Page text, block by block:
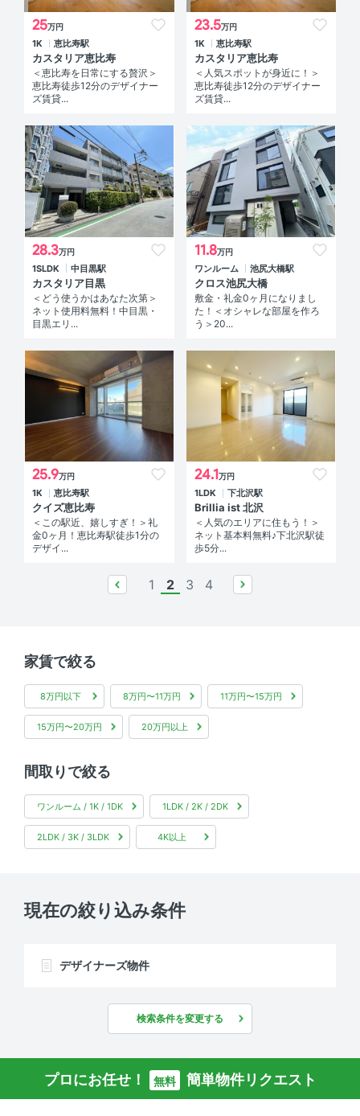
25万円
1K 恵比寿駅
カスタリア恵比寿
＜恵比寿を日常にする贅沢＞
恵比寿徒歩12分のデザイナー
ズ賃貸...
23.5万円
1K 恵比寿駅
カスタリア恵比寿
＜人気スポットが身近に！＞
恵比寿徒歩12分のデザイナー
ズ賃貸...
28.3万円
1SLDK 中目黒駅
カスタリア目黒
＜どう使うかはあなた次第＞
ネット使用料無料！中目黒・
目黒エリ...
11.8万円
ワンルーム 池尻大橋駅
クロス池尻大橋
敷金・礼金0ヶ月になりまし
た！＜オシャレな部屋を作ろ
う＞20...
25.9万円
1K 恵比寿駅
クイズ恵比寿
＜この駅近、嬉しすぎ！＞礼
金0ヶ月！恵比寿駅徒歩1分の
デザイ...
24.1万円
1LDK 下北沢駅
Brillia ist 北沢
＜人気のエリアに住もう！＞
ネット基本料無料♪下北沢駅徒
歩5分...
prev
1 2 3 4
家賃で絞る
8万円以下 8万円〜11万円 11万円〜15万円
15万円〜20万円 20万円以上
間取りで絞る
ワンルーム / 1K / 1DK 1LDK / 2K / 2DK
2LDK / 3K / 3LDK 4K以上
現在の絞り込み条件
デザイナーズ物件
検索条件を変更する
プロにお任せ！ 無料 簡単物件リクエスト